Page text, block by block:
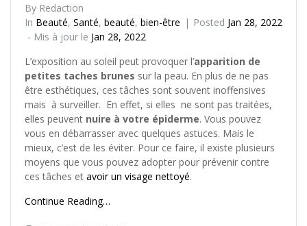
By Redaction
In Beauté, Santé, beauté, bien-être Posted Jan 28, 2022
- Mis à jour le Jan 28, 2022
L’exposition au soleil peut provoquer l’apparition de
petites taches brunes sur la peau. En plus de ne pas
être esthétiques, ces tâches sont souvent inoffensives
mais à surveiller. En effet, si elles ne sont pas traitées,
elles peuvent nuire à votre épiderme. Vous pouvez
vous en débarrasser avec quelques astuces. Mais le
mieux, c’est de les éviter. Pour ce faire, il existe plusieurs
moyens que vous pouvez adopter pour prévenir contre
ces tâches et avoir un visage nettoyé.
Continue Reading…